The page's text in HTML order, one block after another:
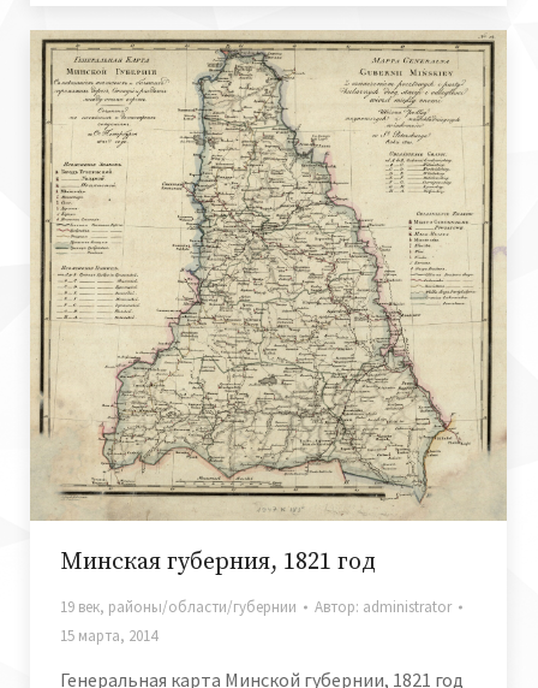
Минская губерния, 1821 год
19 век, районы/области/губернии Автор: administrator
15 марта, 2014
Генеральная карта Минской губернии, 1821 год